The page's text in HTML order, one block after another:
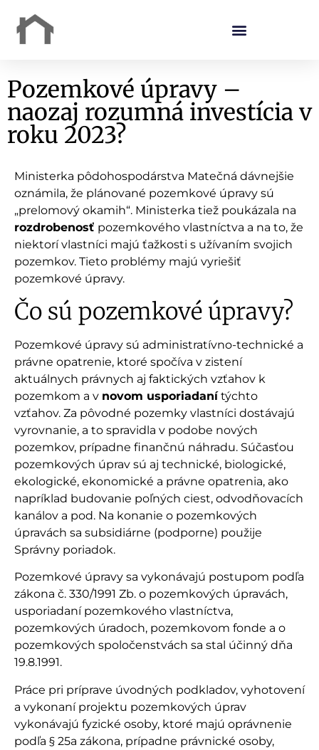
Pozemkové úpravy –
naozaj rozumná investícia v
roku 2023?
Ministerka pôdohospodárstva Matečná dávnejšie
oznámila, že plánované pozemkové úpravy sú
„prelomový okamih“. Ministerka tiež poukázala na
rozdrobenosť pozemkového vlastníctva a na to, že
niektorí vlastníci majú ťažkosti s užívaním svojich
pozemkov. Tieto problémy majú vyriešiť
pozemkové úpravy.
Čo sú pozemkové úpravy?
Pozemkové úpravy sú administratívno-technické a
právne opatrenie, ktoré spočíva v zistení
aktuálnych právnych aj faktických vzťahov k
pozemkom a v novom usporiadanítýchto
vzťahov. Za pôvodné pozemky vlastníci dostávajú
vyrovnanie, a to spravidla v podobe nových
pozemkov, prípadne finančnú náhradu. Súčasťou
pozemkových úprav sú aj technické, biologické,
ekologické, ekonomické a právne opatrenia, ako
napríklad budovanie poľných ciest, odvodňovacích
kanálov a pod. Na konanie o pozemkových
úpravách sa subsidiárne (podporne) použije
Správny poriadok.
Pozemkové úpravy sa vykonávajú postupom podľa
zákona č. 330/1991 Zb. o pozemkových úpravách,
usporiadaní pozemkového vlastníctva,
pozemkových úradoch, pozemkovom fonde a o
pozemkových spoločenstvách sa stal účinný dňa
19.8.1991.
Práce pri príprave úvodných podkladov, vyhotovení
a vykonaní projektu pozemkových úprav
vykonávajú fyzické osoby, ktoré majú oprávnenie
podľa § 25a zákona, prípadne právnické osoby,